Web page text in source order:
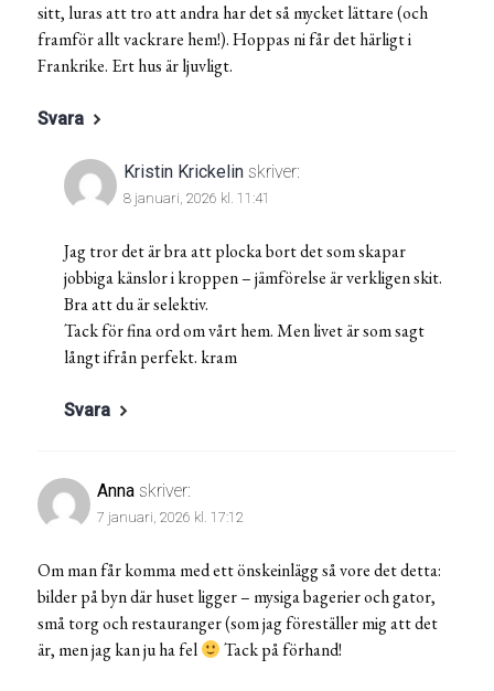
sitt, luras att tro att andra har det så mycket lättare (och
framför allt vackrare hem!). Hoppas ni får det härligt i
Frankrike. Ert hus är ljuvligt.
Svara
Kristin Krickelin skriver:
8 januari, 2026 kl. 11:41
Jag tror det är bra att plocka bort det som skapar
jobbiga känslor i kroppen – jämförelse är verkligen skit.
Bra att du är selektiv.
Tack för fina ord om vårt hem. Men livet är som sagt
långt ifrån perfekt. kram
Svara
Anna skriver:
7 januari, 2026 kl. 17:12
Om man får komma med ett önskeinlägg så vore det detta:
bilder på byn där huset ligger – mysiga bagerier och gator,
små torg och restauranger (som jag föreställer mig att det
är, men jag kan ju ha fel
Tack på förhand!